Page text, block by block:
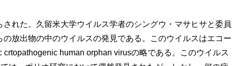
れた。久留米大学ウイルス学者のシングウ・マサヒサと委員
放出物の中のウイルスの発見である。このウイルスはエコー
human orphan virusの略である。このウイルス